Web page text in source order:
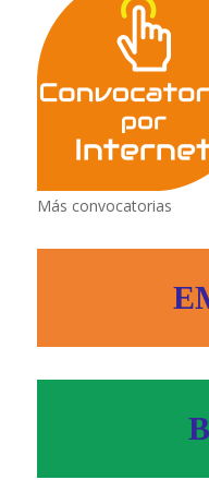
Más convocatorias